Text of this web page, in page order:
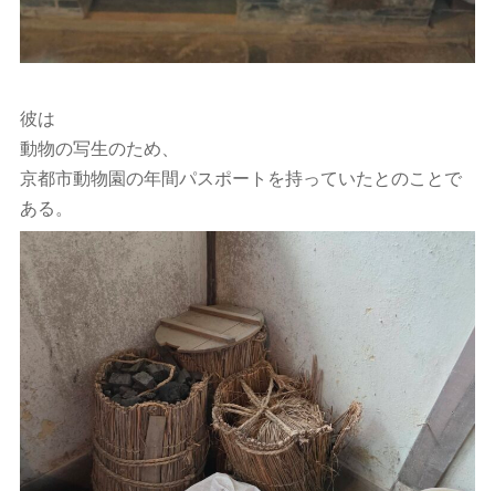
彼は
動物の写生のため、
京都市動物園の年間パスポートを持っていたとのことで
ある。